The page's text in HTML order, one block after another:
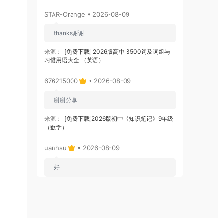
STAR-Orange • 2026-08-09
thanks谢谢
来源：
[免费下载] 2026版高中 3500词及词组与
习惯用语大全 （英语）
676215000 • 2026-08-09
谢谢分享
来源：
[免费下载]2026版初中《知识笔记》9年级
（数学）
uanhsu • 2026-08-09
好